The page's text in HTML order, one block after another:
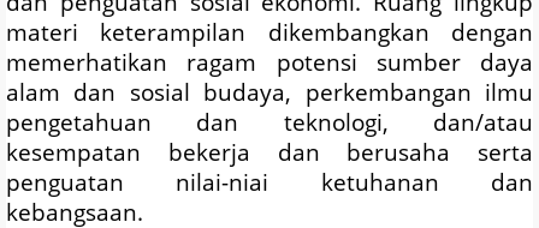
materi keterampilan dikembangkan dengan
memerhatikan ragam potensi sumber daya
alam dan sosial budaya, perkembangan ilmu
pengetahuan dan teknologi, dan/atau
kesempatan bekerja dan berusaha serta
penguatan nilai-niai ketuhanan dan
kebangsaan.